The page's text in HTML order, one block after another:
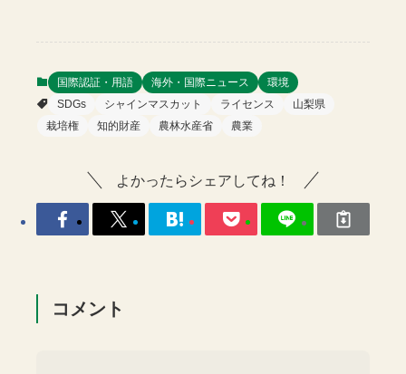
国際認証・用語 海外・国際ニュース
環境
SDGs
シャインマスカット ライセンス
山梨県
栽培権
知的財産 農林水産省 農業
よかったらシェアしてね！
コメント